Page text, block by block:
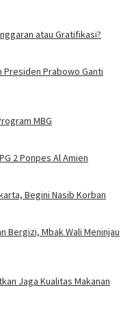
atau Gratifikasi?
Presiden Prabowo Ganti
MBG
2 Ponpes Al Amien
Begini Nasib Korban
Bergizi, Mbak Wali Meninjau
Jaga Kualitas Makanan